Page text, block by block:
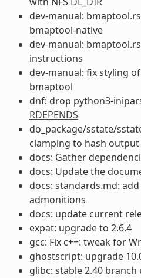
dev-manual:
bmaptool-native
dev-manual:
instructions
dev-manual: fix styling
bmaptool
dnf: drop python3-
RDEPENDS
do_package/sstate/
clamping to hash
docs: Gather
docs: Update the
docs: standards.md:
admonitions
docs: update current
expat: upgrade to 2.6.4
gcc: Fix c++: tweak for
ghostscript: upgrade
glibc: stable 2.40 branch